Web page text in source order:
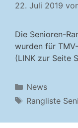
22. Juli 2019
Die Senioren-
wurden für
(LINK zur Seite
Kategorien
News
Schlagwörter
Rangliste